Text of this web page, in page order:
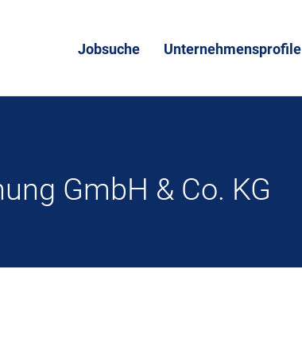
Jobsuche Unternehmensprofile
GmbH & Co. KG